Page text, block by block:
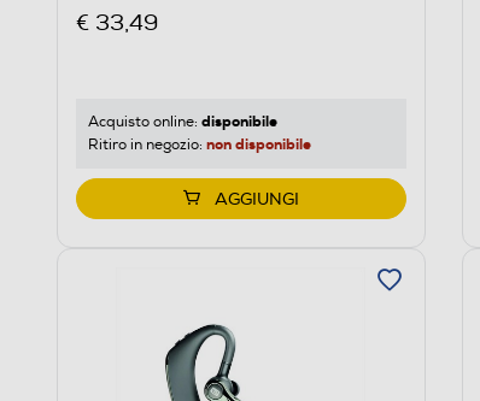
€ 33,49
Acquisto online: disponibile
Ritiro in negozio: non disponibile
AGGIUNGI